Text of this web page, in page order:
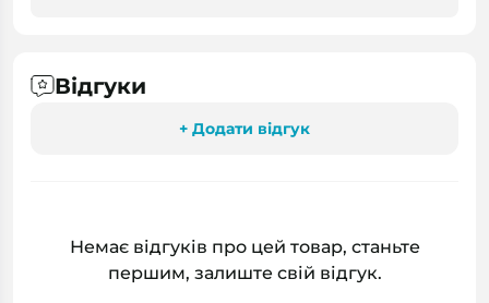
Відгуки
+ Додати відгук
Немає відгуків про цей товар, станьте
першим, залиште свій відгук.